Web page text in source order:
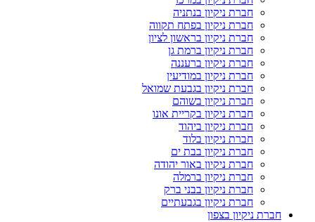
חברת ניקיון בנתניה
חברת ניקיון בפתח תקווה
חברת ניקיון בראשון לציון
חברת ניקיון ברמת גן
חברת ניקיון ברעננה
חברת ניקיון במודיעין
חברת ניקיון בגבעת שמואל
חברת ניקיון בשוהם
חברת ניקיון בקריית אונו
חברת ניקיון ביהוד
חברת ניקיון בלוד
חברת ניקיון בבת ים
חברת ניקיון באור יהודה
חברת ניקיון ברמלה
חברת ניקיון בבני ברק
חברת ניקיון בגבעתיים
חברת ניקיון בצפון